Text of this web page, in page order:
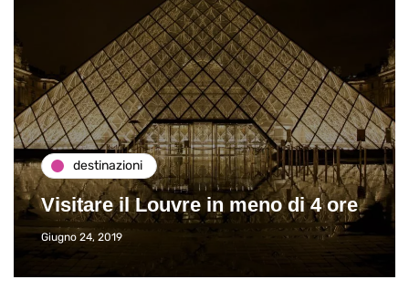
destinazioni
Visitare il Louvre in meno di 4 ore
Giugno 24, 2019